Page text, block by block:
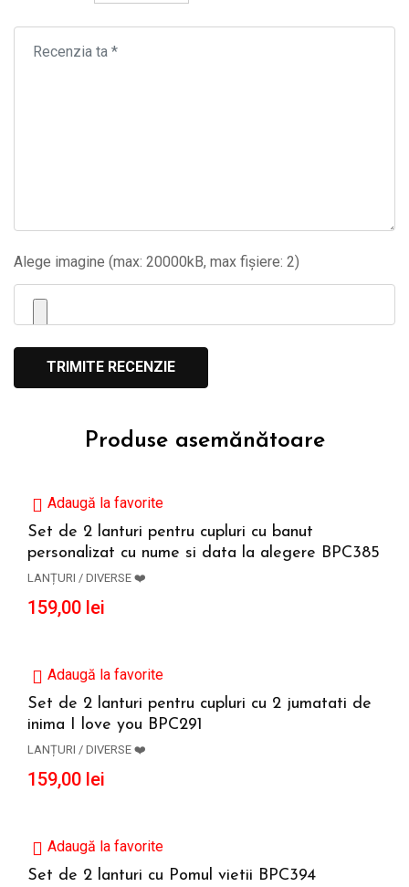
Alege imagine (max: 20000kB, max fișiere: 2)
Produse asemănătoare
Adaugă la favorite
Set de 2 lanturi pentru cupluri cu banut
personalizat cu nume si data la alegere BPC385
LANȚURI / DIVERSE ❤️
159,00 lei
Adaugă la favorite
Set de 2 lanturi pentru cupluri cu 2 jumatati de
inima I love you BPC291
LANȚURI / DIVERSE ❤️
159,00 lei
Adaugă la favorite
Set de 2 lanturi cu Pomul vietii BPC394